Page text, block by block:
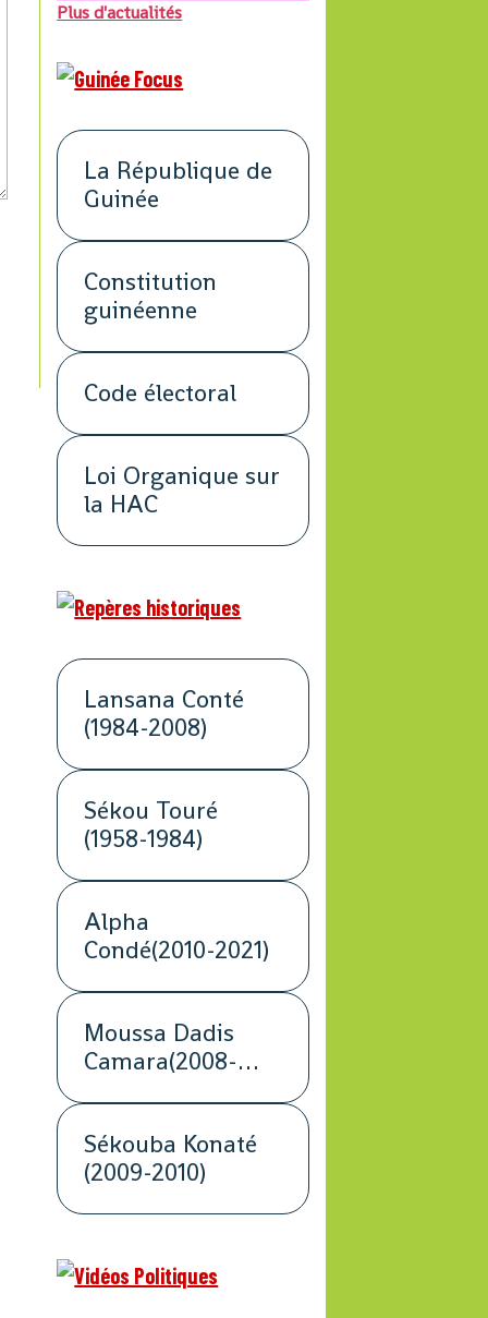
Plus d'actualités
La République de
Guinée
Constitution
guinéenne
Code électoral
Loi Organique sur
la HAC
Lansana Conté
(1984-2008)
Sékou Touré
(1958-1984)
Alpha
Condé(2010-2021)
Moussa Dadis
Camara(2008-
Sékouba Konaté
(2009-2010)